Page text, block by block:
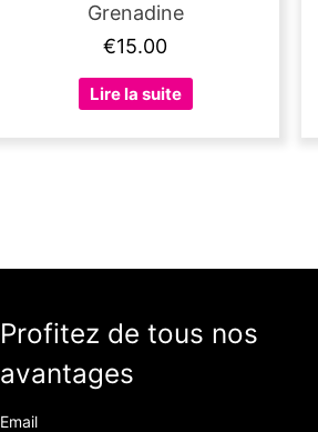
Grenadine
€15.00
Lire la suite
Profitez de tous nos
avantages
Email